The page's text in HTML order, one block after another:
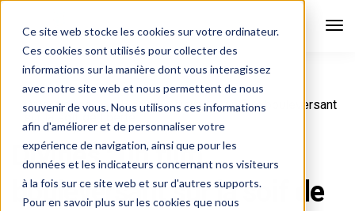
Ce site web stocke les cookies sur votre ordinateur.
Ces cookies sont utilisés pour collecter des
informations sur la manière dont vous interagissez
avec notre site web et nous permettent de nous
souvenir de vous. Nous utilisons ces informations
afin d'améliorer et de personnaliser votre
expérience de navigation, ainsi que pour les
données et les indicateurs concernant nos visiteurs
à la fois sur ce site web et sur d'autres supports.
Pour en savoir plus sur les cookies que nous
Diversidées Blog
Divines : un film bouleversant
Divines : un film
bouleversant sur la soif de